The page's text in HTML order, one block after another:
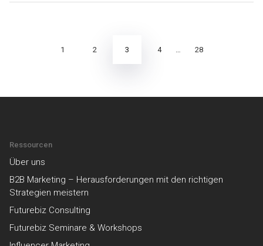
Beiträge1 2 3 4 … 28
Ressourcen
Über uns
B2B Marketing – Herausforderungen mit den richtigen
Strategien meistern
Futurebiz Consulting
Futurebiz Seminare & Workshops